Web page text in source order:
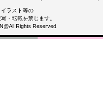
ラスト等の
・転載を禁じます。
Rights Reserved.